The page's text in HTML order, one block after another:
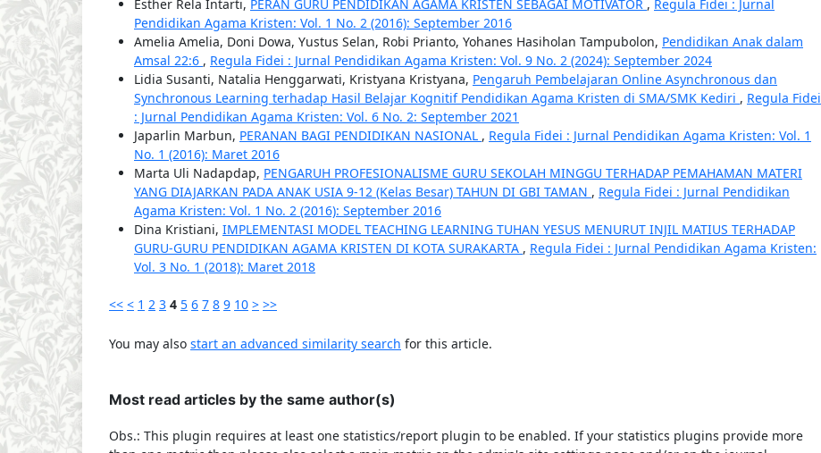
Esther Rela Intarti, PERAN GURU PENDIDIKAN AGAMA KRISTEN SEBAGAI MOTIVATOR , Regula Fidei : Jurnal
Pendidikan Agama Kristen: Vol. 1 No. 2 (2016): September 2016
Amelia Amelia, Doni Dowa, Yustus Selan, Robi Prianto, Yohanes Hasiholan Tampubolon, Pendidikan Anak dalam
Amsal 22:6 , Regula Fidei : Jurnal Pendidikan Agama Kristen: Vol. 9 No. 2 (2024): September 2024
Lidia Susanti, Natalia Henggarwati, Kristyana Kristyana, Pengaruh Pembelajaran Online Asynchronous dan
Synchronous Learning terhadap Hasil Belajar Kognitif Pendidikan Agama Kristen di SMA/SMK Kediri , Regula Fidei
: Jurnal Pendidikan Agama Kristen: Vol. 6 No. 2: September 2021
Japarlin Marbun, PERANAN BAGI PENDIDIKAN NASIONAL , Regula Fidei : Jurnal Pendidikan Agama Kristen: Vol. 1
No. 1 (2016): Maret 2016
Marta Uli Nadapdap, PENGARUH PROFESIONALISME GURU SEKOLAH MINGGU TERHADAP PEMAHAMAN MATERI
YANG DIAJARKAN PADA ANAK USIA 9-12 (Kelas Besar) TAHUN DI GBI TAMAN , Regula Fidei : Jurnal Pendidikan
Agama Kristen: Vol. 1 No. 2 (2016): September 2016
Dina Kristiani, IMPLEMENTASI MODEL TEACHING LEARNING TUHAN YESUS MENURUT INJIL MATIUS TERHADAP
GURU-GURU PENDIDIKAN AGAMA KRISTEN DI KOTA SURAKARTA , Regula Fidei : Jurnal Pendidikan Agama Kristen:
Vol. 3 No. 1 (2018): Maret 2018
<< < 1 2 3 4 5 6 7 8 9 10 > >>
You may also start an advanced similarity search for this article.
Most read articles by the same author(s)
Obs.: This plugin requires at least one statistics/report plugin to be enabled. If your statistics plugins provide more